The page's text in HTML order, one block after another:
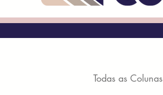
Todas as Colunas